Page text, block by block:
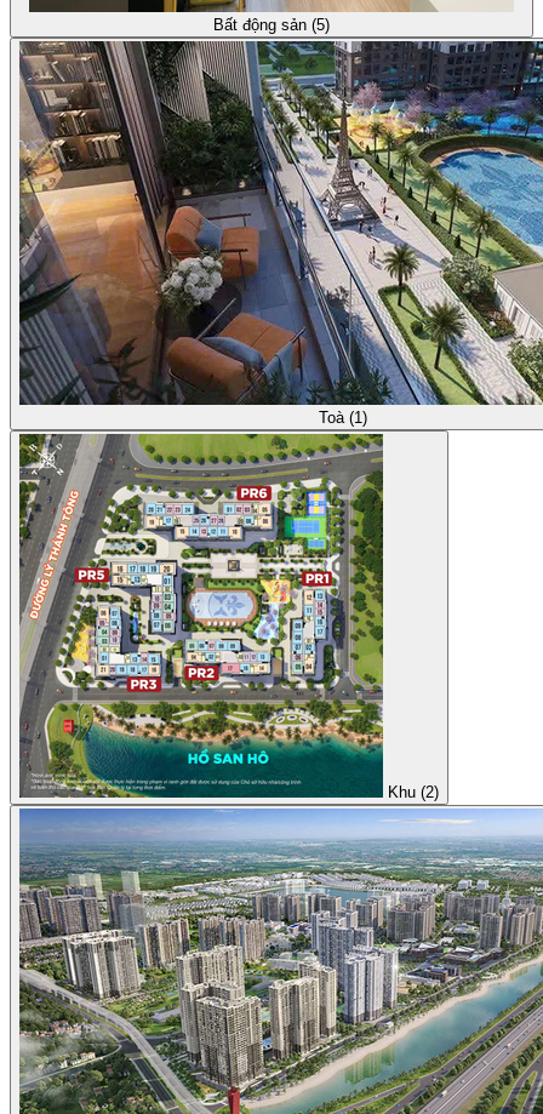
Bất động sản (5)
Toà (1)
Khu (2)